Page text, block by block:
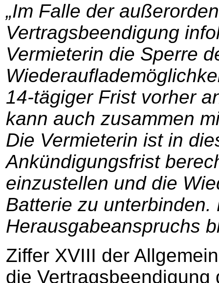
„Im Falle der
Vertragsbeendigung
Vermieterin die Sperre
14-tägiger Frist vorher
kann auch zusammen
Die Vermieterin ist in
Ankündigungsfrist
einzustellen und die
Batterie zu
Herausgabeanspruchs
Ziffer XVIII der
die